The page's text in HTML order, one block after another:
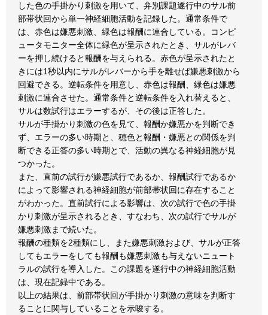
した色の手掛かり刺激を用いて、弁別課題遂行中のサル前
部帯状回から単一神経細胞活動を記録した。通常条件で
は、赤色は嫌悪刺激、緑色は報酬に連合している。コンピ
ュータモニター全体に緑色が呈示されたとき、サルがレバ
ーを押し続けると報酬を与えられる。赤色が呈示されたと
きには1秒以内にサルがレバーから手を離せば嫌悪刺激から
回避できる。逆転条件を用意し、赤色は報酬、緑色は嫌悪
刺激に連合させた。通常条件と逆転条件を入れ替えると、
サルは数試行はエラーするが、その後は正答した。
サルが手掛かり刺激の色を見て、報酬か嫌悪かを判断でき
ず、エラーの多い時期と、穂色と報酬・嫌悪との関係を判
断できる正答の多い時期とで、活動の異なる神経細胞が見
つかった。
また、直前の試行が嫌悪試行であるか、報酬試行であるか
によって影響される神経細胞が前部帯状回に存在すること
がわかった。直前試行による影響は、次の試行で色の手掛
かり刺激が呈示されるとき、すなわち、次の試行でサルが
嫌悪刺激まで続いた。
報酬の種類を2種類にし、また嫌悪刺激および、サルが正答
してもエラーをしても報酬も嫌悪刺激も与えないニュート
ラルの試行を導入した。この課題を遂行中の神経細胞活動
は、現在記録中である。
以上の結果は、前部帯状回が手掛かり刺激の意味を判断す
ることに関与していることを示唆する。